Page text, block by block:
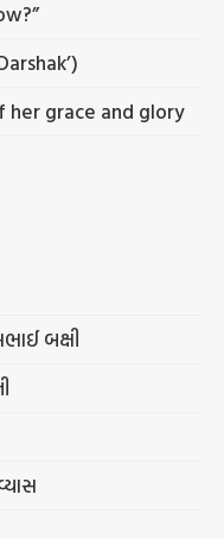
her grace and glory
બક્ષી